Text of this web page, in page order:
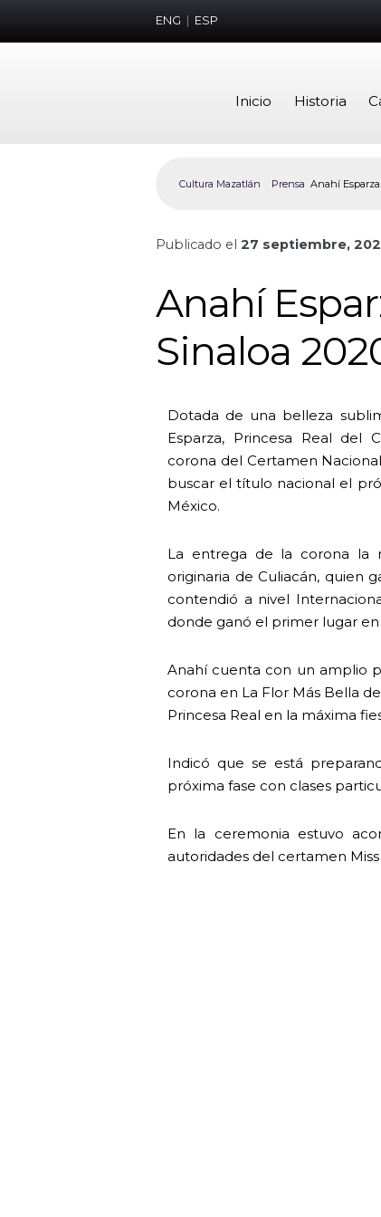
ENG ESP
Inicio Historia
Cultura Mazatlán Prensa Anahí
Publicado el 27 septiembre,
Anahí
Sinaloa
Dotada de una belleza
Esparza, Princesa Real del
corona del Certamen
buscar el título nacional el
México.
La entrega de la corona la
originaria de Culiacán, quien
contendió a nivel
donde ganó el primer lugar
Anahí cuenta con un amplio
corona en La Flor Más Bella
Princesa Real en la máxima
Indicó que se está
próxima fase con clases
En la ceremonia estuvo
autoridades del certamen Miss